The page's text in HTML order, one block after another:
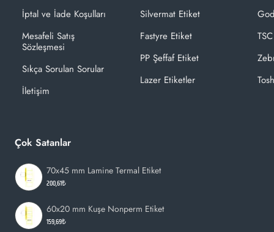
İptal ve İade Koşulları
Mesafeli Satış
Sözleşmesi
Sıkça Sorulan Sorular
İletişim
Silvermat Etiket
Fastyre Etiket
PP Şeffaf Etiket
Lazer Etiketler
Çok Satanlar
70x45 mm Lamine Termal Etiket
200,61₺
60x20 mm Kuşe Nonperm Etiket
159,69₺